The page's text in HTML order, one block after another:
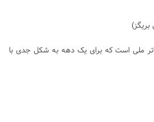
ملی است که برای یک دهه به شکل جدی با